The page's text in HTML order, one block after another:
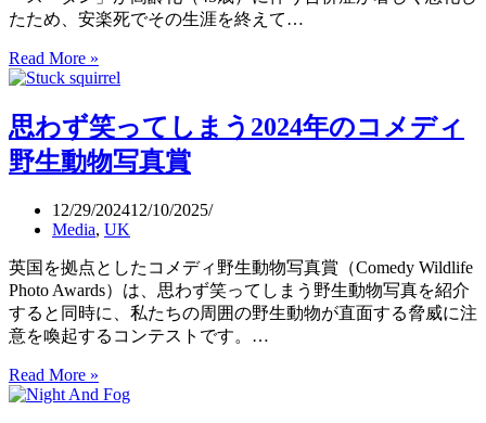
誌）
分
け
方
（TED:
Hany
Farid）
たため、安楽死でその生涯を終えて…
Read More »
球
最
後
の
だ
っ
た
キ
タ
シ
イ
思わず笑ってしまう2024年のコメディ
野生動物写真賞
12/29/202412/10/2025
Media, UK
英国を拠点としたコメディ野生動物写真賞（Comedy Wildlife
Photo Awards）は、思わず笑ってしまう野生動物写真を紹介
すると同時に、私たちの周囲の野生動物が直面する脅威に注
意を喚起するコンテストです。…
Read More »
わ